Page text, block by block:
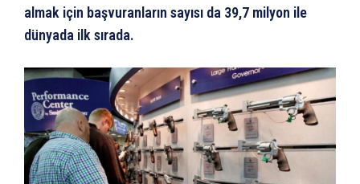
almak için başvuranların sayısı da 39,7 milyon ile
dünyada ilk sırada.